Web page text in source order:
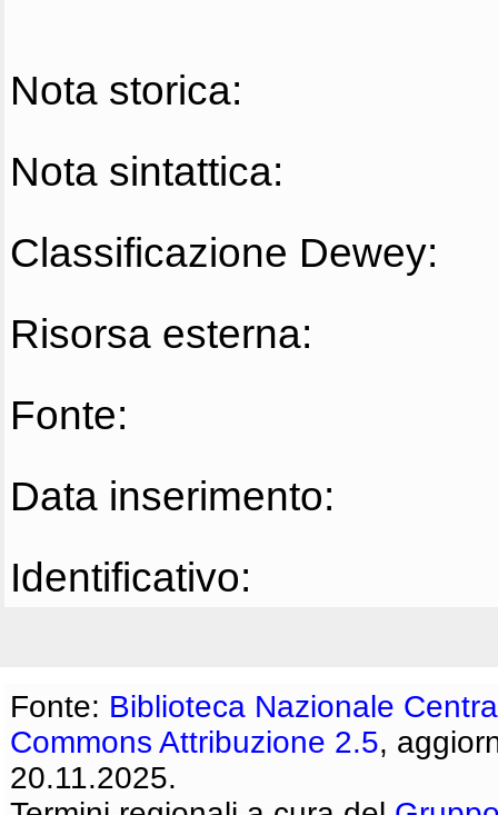
Nota storica:
Nota sintattica:
Classificazione Dewey:
Risorsa esterna:
Fonte:
Data inserimento:
Identificativo:
Fonte: Biblioteca Nazionale
Commons Attribuzione 2.5,
20.11.2025.